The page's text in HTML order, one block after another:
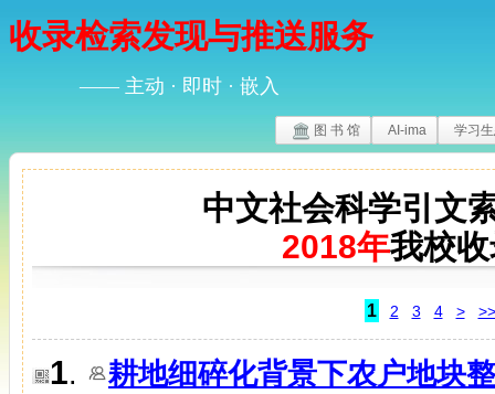
收录检索发现与推送服务
—— 主动 · 即时 · 嵌入
图 书 馆 AI-ima 学习
中文社会科学引文
2018年我校
1 2 3 4 > >>
1.
耕地细碎化背景下农户地块